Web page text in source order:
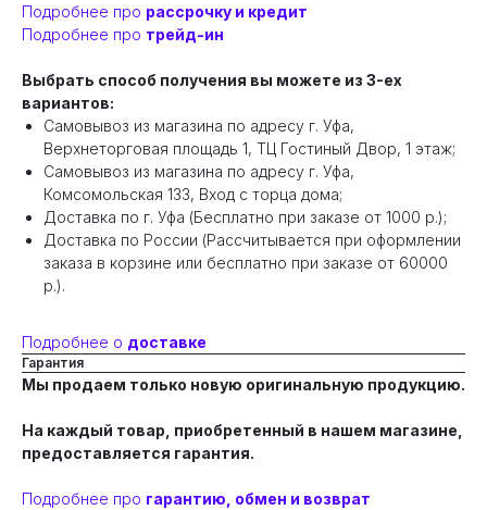
Подробнее про рассрочку и кредит
Подробнее про трейд-ин
Выбрать способ получения вы можете из 3-ех
вариантов:
Самовывоз из магазина по адресу г. Уфа,
Верхнеторговая площадь 1, ТЦ Гостиный Двор, 1 этаж;
Самовывоз из магазина по адресу г. Уфа,
Комсомольская 133, Вход с торца дома;
Доставка по г. Уфа (Бесплатно при заказе от 1000 р.);
Доставка по России (Рассчитывается при оформлении
заказа в корзине или бесплатно при заказе от 60000
р.).
Подробнее о доставке
Гарантия
Мы продаем только новую оригинальную продукцию.
На каждый товар, приобретенный в нашем магазине,
предоставляется гарантия.
Подробнее про гарантию, обмен и возврат